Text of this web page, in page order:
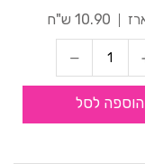
10.90 ש"ח
הוספה לסל